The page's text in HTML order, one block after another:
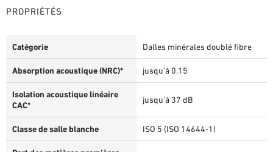
PROPRIÉTÉS
Catégorie Dalles minérales doublé fibre
Absorption acoustique (NRC)* jusqu'à 0.15
Isolation acoustique linéaire
CAC*
jusqu'à 37 dB
Classe de salle blanche ISO 5 (ISO 14644-1)